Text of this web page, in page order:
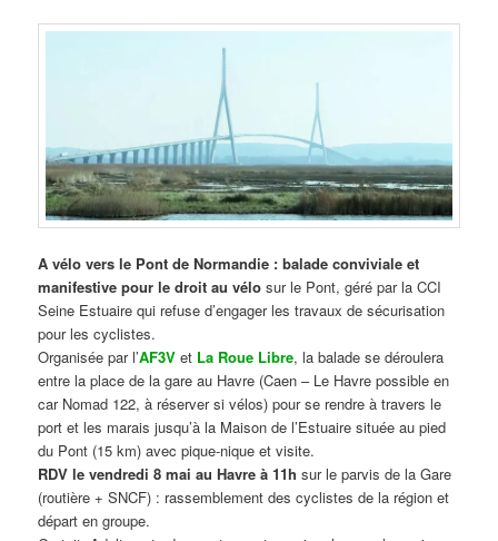
A vélo vers le Pont de Normandie : balade conviviale et
manifestive pour le droit au vélo sur le Pont, géré par la CCI
Seine Estuaire qui refuse d’engager les travaux de sécurisation
pour les cyclistes.
Organisée par l’AF3V et La Roue Libre, la balade se déroulera
entre la place de la gare au Havre (Caen – Le Havre possible en
car Nomad 122, à réserver si vélos) pour se rendre à travers le
port et les marais jusqu’à la Maison de l’Estuaire située au pied
du Pont (15 km) avec pique-nique et visite.
RDV le vendredi 8 mai au Havre à 11h sur le parvis de la Gare
(routière + SNCF) : rassemblement des cyclistes de la région et
départ en groupe.